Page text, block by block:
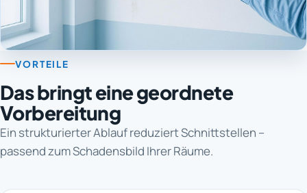
VORTEILE
Das bringt eine geordnete
Vorbereitung
Ein strukturierter Ablauf reduziert Schnittstellen –
passend zum Schadensbild Ihrer Räume.